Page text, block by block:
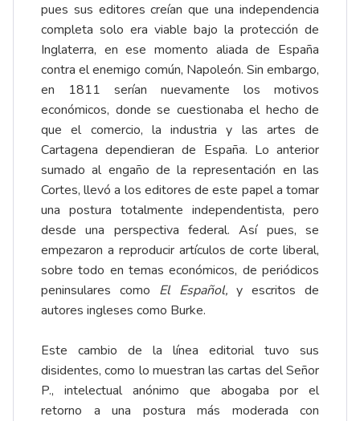
pues sus editores creían que una independencia
completa solo era viable bajo la protección de
Inglaterra, en ese momento aliada de España
contra el enemigo común, Napoleón. Sin embargo,
en 1811 serían nuevamente los motivos
económicos, donde se cuestionaba el hecho de
que el comercio, la industria y las artes de
Cartagena dependieran de España. Lo anterior
sumado al engaño de la representación en las
Cortes, llevó a los editores de este papel a tomar
una postura totalmente independentista, pero
desde una perspectiva federal. Así pues, se
empezaron a reproducir artículos de corte liberal,
sobre todo en temas económicos, de periódicos
peninsulares como El Español,y escritos de
autores ingleses como Burke.
Este cambio de la línea editorial tuvo sus
disidentes, como lo muestran las cartas del Señor
P., intelectual anónimo que abogaba por el
retorno a una postura más moderada con